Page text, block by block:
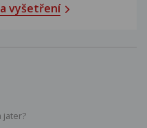
vyšetření
jater?